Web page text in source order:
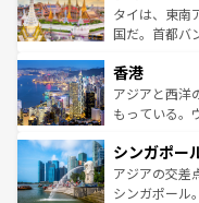
覧を参照して
ーチミン市の
醸し出してい
とつ。フォー
ひ現地で味わ
が旅行者を迎
参照してほし
タイは、東南
国だ。首都バ
の活気が交差
帯で自然と触
いビーチでリ
激する。気候
が待っている
た文化、そし
香港
アジアと西洋
もっている。
み、どこを訪
ており、効率
うな絶景から
シンガポー
アジアの交差
シンガポール